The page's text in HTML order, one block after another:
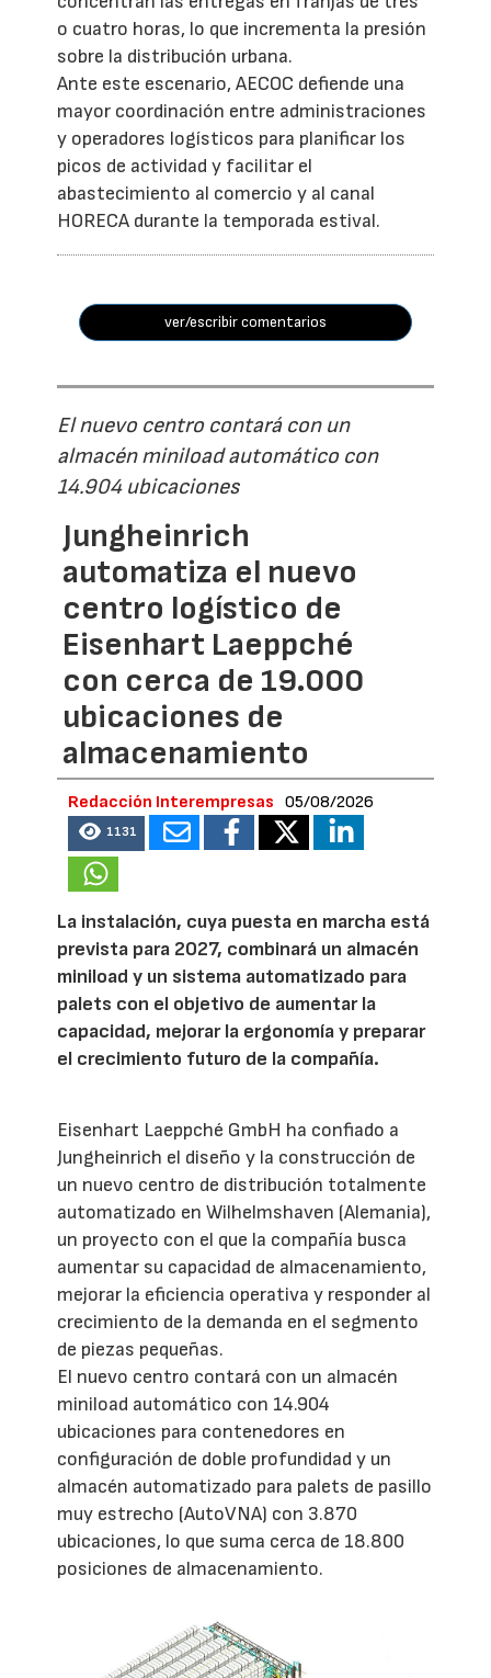
o cuatro horas, lo que incrementa la presión
sobre la distribución urbana.
Ante este escenario, AECOC defiende una
mayor coordinación entre administraciones
y operadores logísticos para planificar los
picos de actividad y facilitar el
abastecimiento al comercio y al canal
HORECA durante la temporada estival.
ver/escribir comentarios
El nuevo centro contará con un
almacén miniload automático con
14.904 ubicaciones
Jungheinrich
automatiza el nuevo
centro logístico de
Eisenhart Laeppché
con cerca de 19.000
ubicaciones de
almacenamiento
Redacción Interempresas 05/08/2026
1131
La instalación, cuya puesta en marcha está
prevista para 2027, combinará un almacén
miniload y un sistema automatizado para
palets con el objetivo de aumentar la
capacidad, mejorar la ergonomía y preparar
el crecimiento futuro de la compañía.
Eisenhart Laeppché GmbH ha confiado a
Jungheinrich el diseño y la construcción de
un nuevo centro de distribución totalmente
automatizado en Wilhelmshaven (Alemania),
un proyecto con el que la compañía busca
aumentar su capacidad de almacenamiento,
mejorar la eficiencia operativa y responder al
crecimiento de la demanda en el segmento
de piezas pequeñas.
El nuevo centro contará con un almacén
miniload automático con 14.904
ubicaciones para contenedores en
configuración de doble profundidad y un
almacén automatizado para palets de pasillo
muy estrecho (AutoVNA) con 3.870
ubicaciones, lo que suma cerca de 18.800
posiciones de almacenamiento.